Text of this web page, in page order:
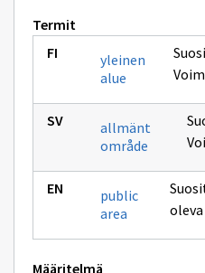
Termit
yleinen
alue
allmänt
område
public
area
oleva
Määritelmä